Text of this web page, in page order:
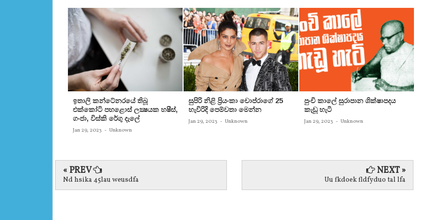
ඉතාලි කන්ටේනරයේ තිබූ
එක්‌කෝටි පහළොස්‌ ලක්‍ෂයක හෂීස්‌,
ගංජා, විස්‌කි රේගු දැලේ
Jan 29, 2023 - Unknown
සුපිරි නිළි ප්‍රියංකා චොප්රාගේ 25
හැවිරිදි පෙම්වතා මෙන්න
Jan 29, 2023 - Unknown
පුංචි කාලේ සුරාපාන ශික්ෂාපදය
කැඩූ හැටි
Jan 29, 2023 - Unknown
« PREV
Nd hsika 45lau weusdfa
NEXT »
Uu fkdoek fldfyduo tal lfa